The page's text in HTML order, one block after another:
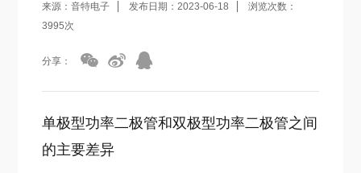
来源：音特电子 发布日期：2023-06-18
浏览次数：
3995次
分享：
单极型功率二极管和双极型功率二极管之间
的主要差异